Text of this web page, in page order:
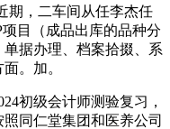
期，二车间从任李杰任
目（成品出库的品种分
据办理、档案拾掇、系
。加。
初级会计师测验复习，
同仁堂集团和医养公司